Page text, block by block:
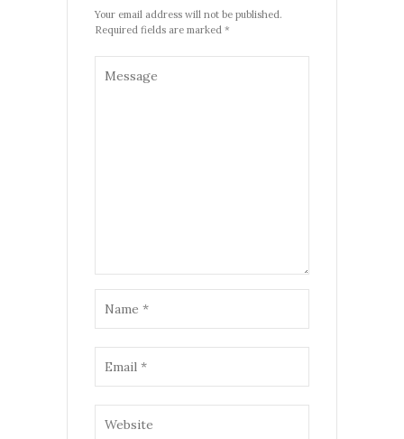
Your email address will not be published.
Required fields are marked *